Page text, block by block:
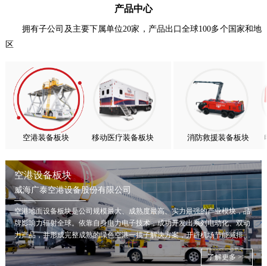
热烈庆祝中国共产党成立105周年！
亚太市场订单高速突破，威海广泰海外业务稳步进阶
热烈庆祝中国共产党成立105周年！
亚太市场订单高速突破，威海广泰海外业务稳步进阶
产品中心
拥有子公司及主要下属单位20家，产品出口全球100多个国家和地
区
空港装备板块 移动医疗装备板块 消防救援装备板块
空港设备板块
威海广泰空港设备股份有限公司
空港地面设备板块是公司规模最大、成熟度最高、实力最强的产业模块，品
牌影响力辐射全球。依靠自身电力电子技术，成功开发出系列电动化、双动
力产品，并形成完整成熟的绿色空港一揽子解决方案，开辟机场节能减排新
局面。
了解更多 >>